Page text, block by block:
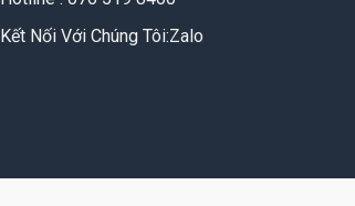
Kết Nối Với Chúng Tôi:Zalo